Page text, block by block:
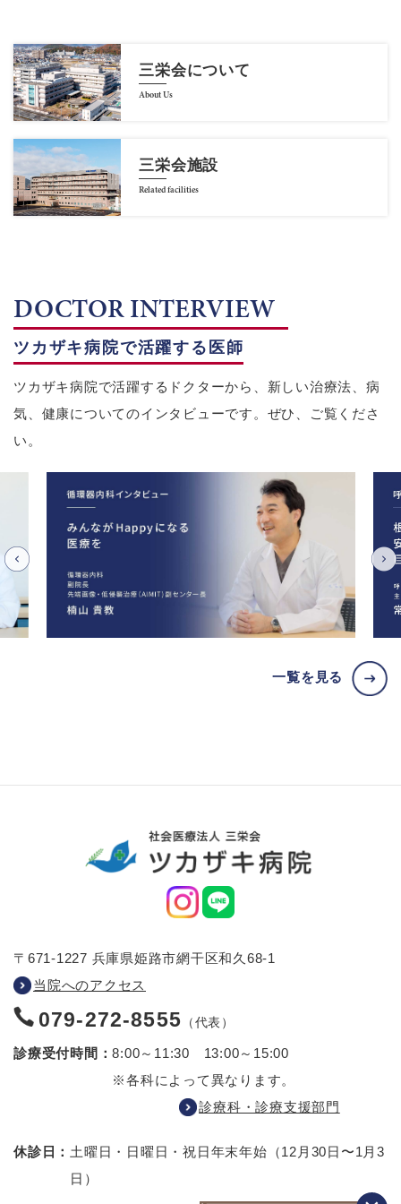
三栄会について
About Us
三栄会施設
Related facilities
DOCTOR INTERVIEW
ツカザキ病院で活躍する医師
ツカザキ病院で活躍するドクターから、新しい治療法、病
気、健康についてのインタビューです。ぜひ、ご覧くださ
い。
一覧を見る
〒671-1227 兵庫県姫路市網干区和久68-1
当院へのアクセス
079-272-8555 （代表）
診療受付時間：8:00～11:30 13:00～15:00
※各科によって異なります。
診療科・診療支援部門
休診日： 土曜日・日曜日・祝日年末年始（12月30日〜1月3
日）